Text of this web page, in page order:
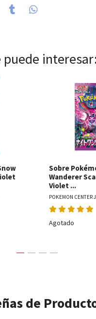
puede interesar:
Sobre
Wanderer
Violet ...
POKEMON CENTER
Agotado
de